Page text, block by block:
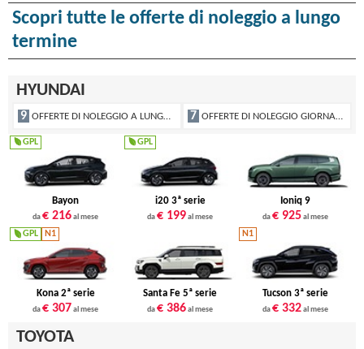
Scopri tutte le offerte di noleggio a lungo
termine
HYUNDAI
9 OFFERTE DI NOLEGGIO A LUNGO TERMINE 7 OFFERTE DI NOLEGGIO GIORNALIERO
GPL
Bayon
da€ 216 al mese
GPL
i20 3ª serie
da€ 199 al mese
Ioniq 9
da € 925al mese
GPL N1
Kona 2ª serie
da€ 307 al mese
Santa Fe 5ª serie
da€ 386 al mese
N1
Tucson 3ª serie
da € 332al mese
TOYOTA